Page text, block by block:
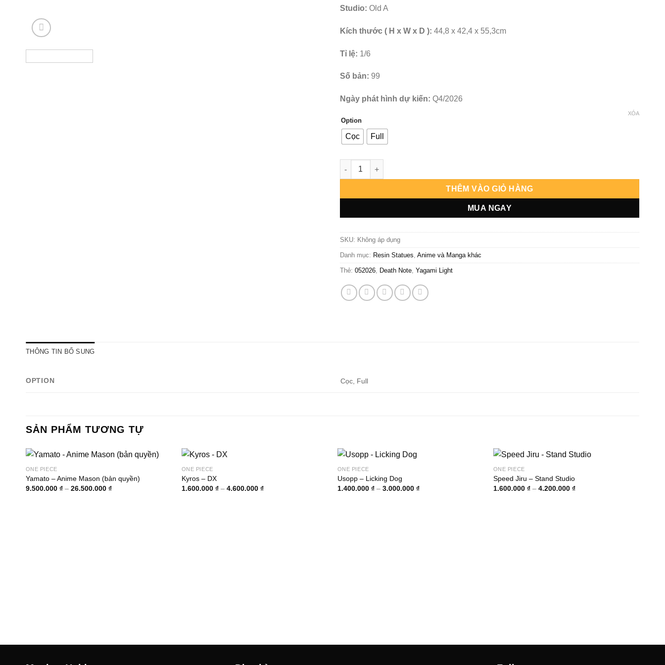
Studio: Old A
Kích thước ( H x W x D ): 44,8 x 42,4 x 55,3cm
Tỉ lệ: 1/6
Số bản: 99
Ngày phát hình dự kiến: Q4/2026
Option
Cọc Full
XÓA
Death Note - Yagami Light - Old A số lượng
THÊM VÀO GIỎ HÀNG
MUA NGAY
SKU: Không áp dụng
Danh mục: Resin Statues Anime và Manga khác
Thẻ: 052026 Death Note Yagami Light
THÔNG TIN BỔ SUNG
OPTION Cọc, Full
SẢN PHẨM TƯƠNG TỰ
ONE PIECE
Yamato – Anime Mason (bản quyền)
9.500.000 ₫ – 26.500.000 ₫Khoảng
ONE PIECE
Kyros – DX
1.600.000 ₫ – 4.600.000 ₫Khoảng
ONE PIECE
Usopp – Licking Dog
1.400.000 ₫ – 3.000.000 ₫Khoảng
ONE PIECE
Speed Jiru – Stand Studio
1.600.000 ₫ – 4.200.000 ₫Khoảng